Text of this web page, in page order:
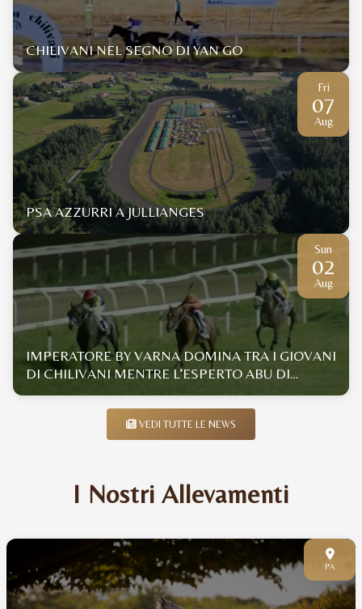
CHILIVANI NEL SEGNO DI YAN GO
Fri
07
Aug
PSA AZZURRI A JULLIANGES
Sun
02
Aug
IMPERATORE BY VARNA DOMINA TRA I GIOVANI
DI CHILIVANI MENTRE L’ESPERTO ABU DI
GALLURA SI IMPONE CON UN DISTACCO... DA
VEDI TUTTE LE NEWS
I Nostri Allevamenti
PA